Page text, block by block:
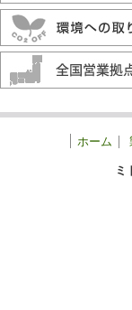
ホーム
ミ